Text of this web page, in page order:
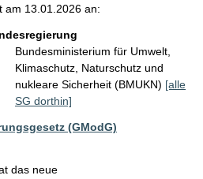
am 13.01.2026 an:
Bundesministerium für Umwelt,
Klimaschutz, Naturschutz und
nukleare Sicherheit (BMUKN) [alle
SG dorthin]
(GModG)
das neue